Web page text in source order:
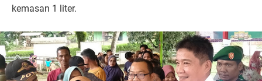
kemasan 1 liter.